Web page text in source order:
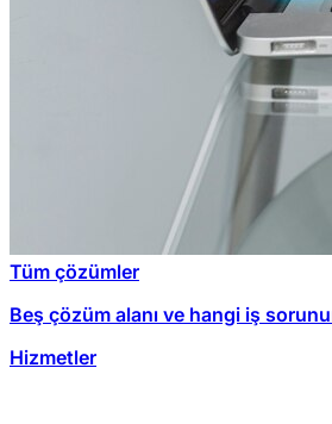
Tüm çözümler
Beş çözüm alanı ve hangi iş
Hizmetler